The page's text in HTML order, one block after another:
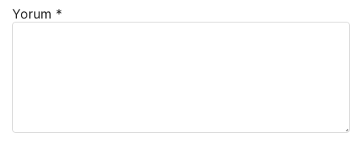
Yorum *